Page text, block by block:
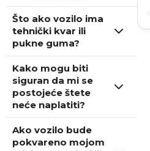
Što ako vozilo ima
tehnički kvar ili
pukne guma?
Kako mogu biti
siguran da mi se
postojeće štete
neće naplatiti?
Ako vozilo bude
pokvareno mojom